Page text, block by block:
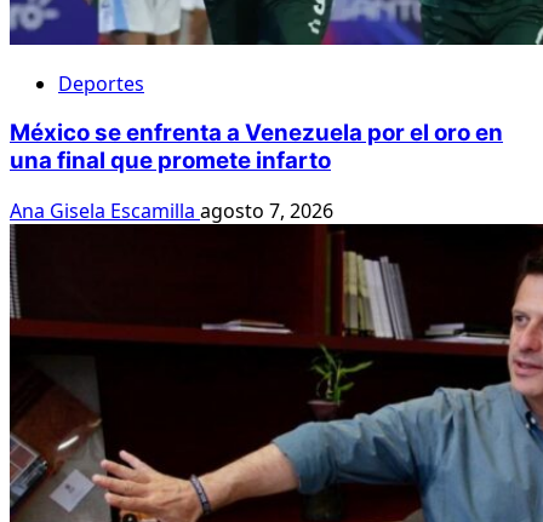
Deportes
México se enfrenta a Venezuela por el oro en
una final que promete infarto
Ana Gisela Escamilla agosto 7, 2026